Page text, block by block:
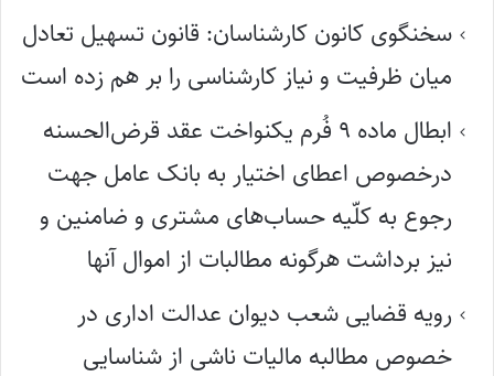
سخنگوی کانون کارشناسان: قانون تسهیل تعادل
میان ظرفیت و نیاز کارشناسی را بر هم زده است
ابطال ماده ۹ فُرم یکنواخت عقد قرض‌الحسنه
درخصوص اعطای اختیار به بانک عامل جهت
رجوع به کلّیه حساب‌های مشتری و ضامنین و
نیز برداشت هرگونه مطالبات از اموال آنها
رویه قضایی شعب دیوان عدالت اداری در
خصوص مطالبه مالیات ناشی از شناسایی